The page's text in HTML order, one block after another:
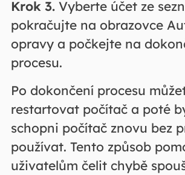
Krok 3.Vyberte účet ze
pokračujte na obrazovce
opravy a počkejte na
procesu.
Po dokončení procesu
restartovat počítač a poté
schopni počítač znovu bez
používat. Tento způsob
uživatelům čelit chybě